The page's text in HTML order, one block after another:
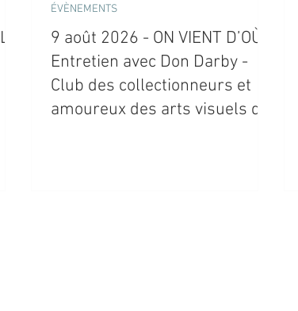
9 août 2026 - ON VIENT D’OÙ -
Entretien avec Don Darby -
Club des collectionneurs et
amoureux des arts visuels de
ÉVÈNEMENTS